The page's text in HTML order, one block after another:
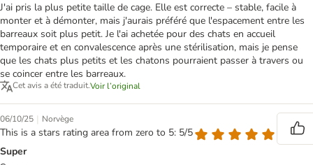
J'ai pris la plus petite taille de cage. Elle est correcte – stable, facile à
monter et à démonter, mais j'aurais préféré que l'espacement entre les
barreaux soit plus petit. Je l'ai achetée pour des chats en accueil
temporaire et en convalescence après une stérilisation, mais je pense
que les chats plus petits et les chatons pourraient passer à travers ou
se coincer entre les barreaux.
Cet avis a été traduit.Voir l’original
06/10/25 | Norvège
This is a stars rating area from zero to 5: 5/5
Super